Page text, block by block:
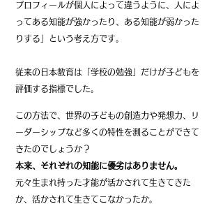
プロフィールが個人によって違うように、人によ
ってある知能が強かったり、ある知能が弱かった
りする」という考え方です。
従来の日本教育は「学校の勉強」だけが子どもを
評価する指標でした。
この方法で、世界の子どもの創造力や発想力、リ
ーダーシップなど多くの特性を測ることができて
きたのでしょうか？
本来、それぞれの知能に優劣はありません。
元々生まれ持った才能が活かされて生きてきた
か、 活かされて生きてこなかったか。